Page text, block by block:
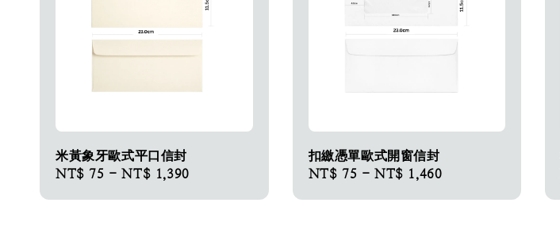
米黃象牙歐式平口信封
Regular
NT$ 75 -NT$ 1,390
扣繳憑單歐式開窗信封
Regular
NT$ 75 - NT$ 1,460